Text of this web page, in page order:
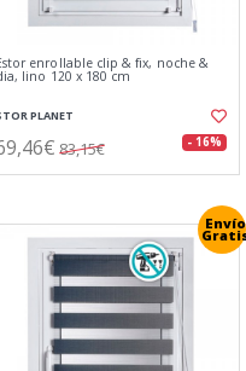
enrollable clip & fix, noche &
lino 120 x 180 cm
PLANET
83,15€ - 16%
Envío